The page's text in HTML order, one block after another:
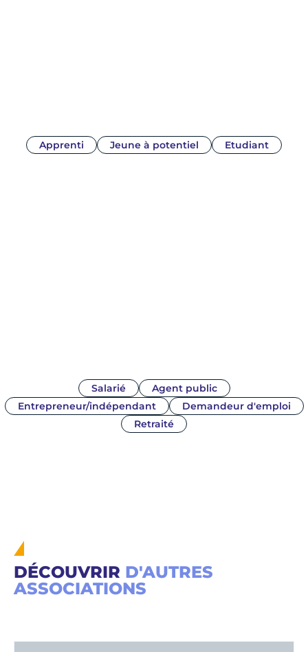
Apprenti Jeune à potentiel Etudiant
Salarié
Agent public
Entrepreneur/indépendant
Demandeur d'emploi
Retraité
DÉCOUVRIR D'AUTRES
ASSOCIATIONS